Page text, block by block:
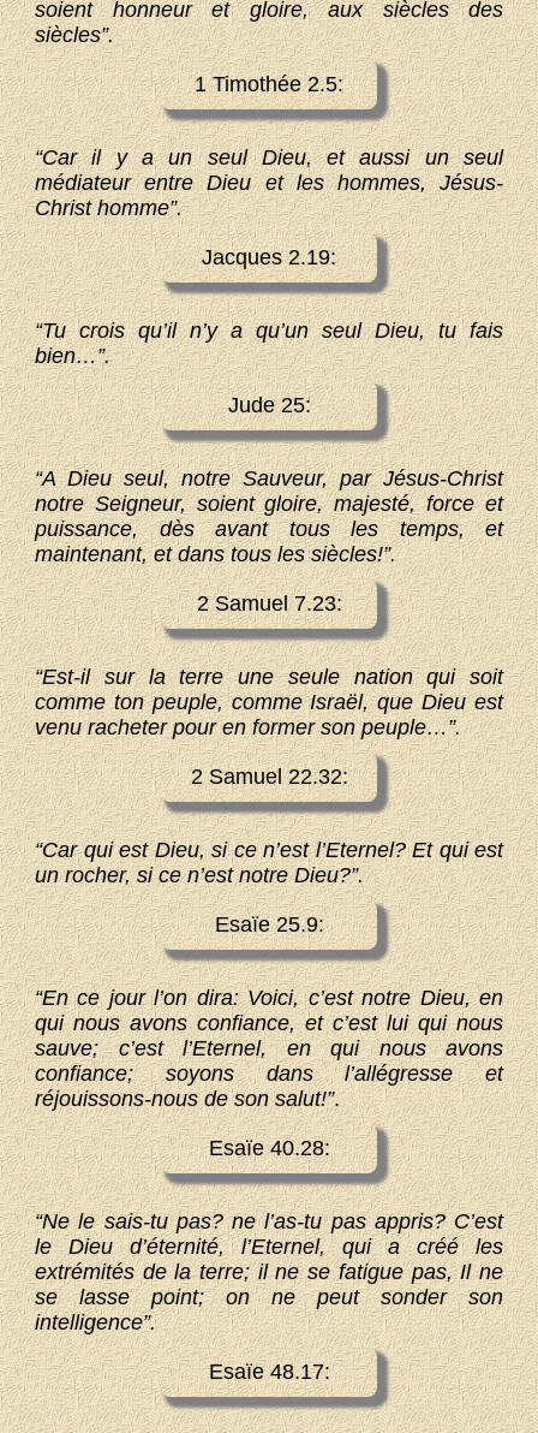
soient honneur et gloire, aux siècles des
siècles”.
1 Timothée 2.5:
“Car il y a un seul Dieu, et aussi un seul
médiateur entre Dieu et les hommes, Jésus-
Christ homme”.
Jacques 2.19:
“Tu crois qu’il n’y a qu’un seul Dieu, tu fais
bien…”.
Jude 25:
“A Dieu seul, notre Sauveur, par Jésus-Christ
notre Seigneur, soient gloire, majesté, force et
puissance, dès avant tous les temps, et
maintenant, et dans tous les siècles!”.
2 Samuel 7.23:
“Est-il sur la terre une seule nation qui soit
comme ton peuple, comme Israël, que Dieu est
venu racheter pour en former son peuple…”.
2 Samuel 22.32:
“Car qui est Dieu, si ce n’est l’Eternel? Et qui est
un rocher, si ce n’est notre Dieu?”.
Esaïe 25.9:
“En ce jour l’on dira: Voici, c’est notre Dieu, en
qui nous avons confiance, et c’est lui qui nous
sauve; c’est l’Eternel, en qui nous avons
confiance; soyons dans l’allégresse et
réjouissons-nous de son salut!”.
Esaïe 40.28:
“Ne le sais-tu pas? ne l’as-tu pas appris? C’est
le Dieu d’éternité, l’Eternel, qui a créé les
extrémités de la terre; il ne se fatigue pas, Il ne
se lasse point; on ne peut sonder son
intelligence”.
Esaïe 48.17: